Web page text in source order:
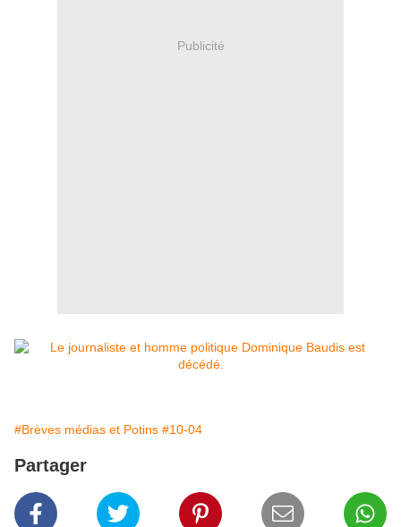
Publicité
#Brèves médias et Potins #10-04
Partager